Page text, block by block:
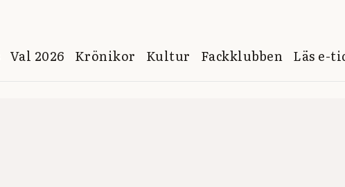
Val 2026 Krönikor Kultur Fackklubben Läs e-